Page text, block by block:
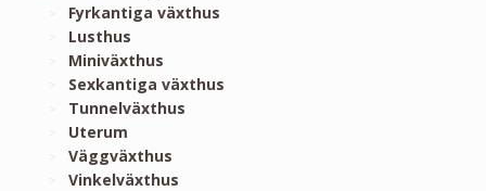
Fyrkantiga växthus
Lusthus
Miniväxthus
Sexkantiga växthus
Tunnelväxthus
Uterum
Väggväxthus
Vinkelväxthus